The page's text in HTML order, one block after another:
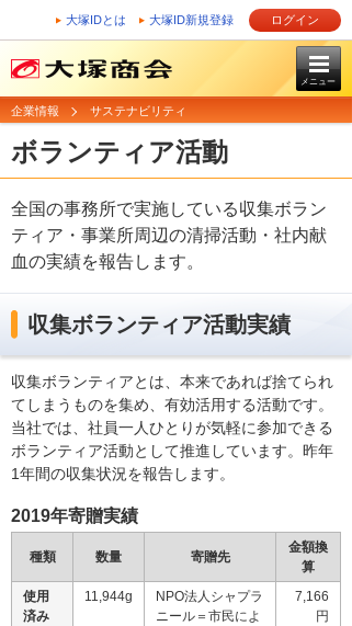
大塚IDとは 大塚ID新規登録 ログイン
メニュー
企業情報 サステナビリティ
ボランティア活動
全国の事務所で実施している収集ボラン
ティア・事業所周辺の清掃活動・社内献
血の実績を報告します。
収集ボランティア活動実績
収集ボランティアとは、本来であれば捨てられ
てしまうものを集め、有効活用する活動です。
当社では、社員一人ひとりが気軽に参加できる
ボランティア活動として推進しています。昨年
1年間の収集状況を報告します。
2019年寄贈実績
種類 数量 寄贈先
金額換
算
使用
済み
11,944g
NPO法人シャプラ
ニール＝市民によ
7,166
円